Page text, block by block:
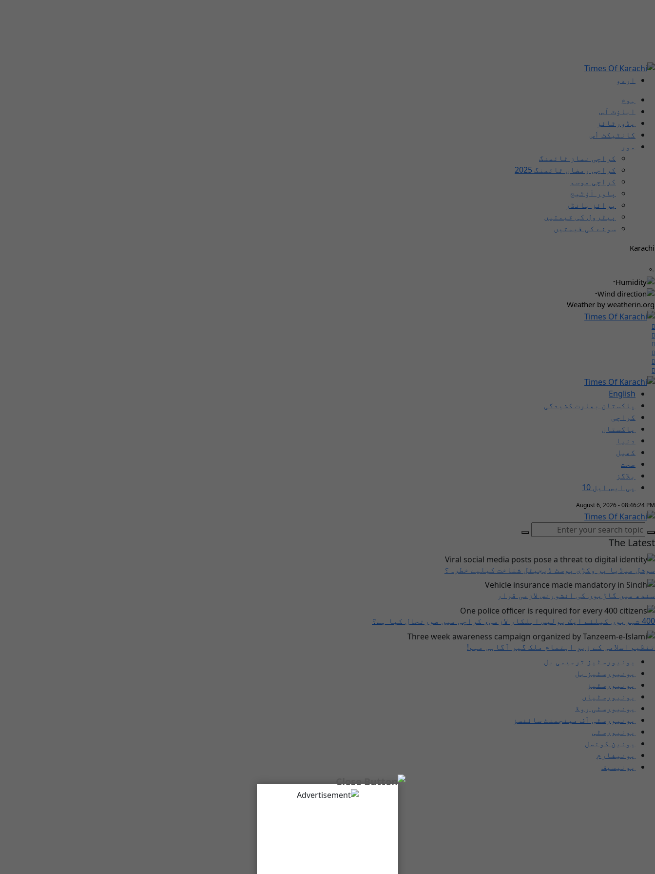
اردو
ہوم
اباؤٹ اَس
یڈورٹائز
کانٹیکٹ اَس
مور
کراچی نماز ٹائمنگ
کراچی رمضان ٹائمنگ 2025
کراچی موسم
پاور آؤٹیج
پرائز بانڈز
پیٹرول کی قیمتیں
سونے کی قیمتیں
Karachi
-º
-
-
Weather by weatherin.org
English
پاکستان بھارت کشیدگی
کراچی
پاکستان
دنیا
کھیل
صحت
بلاگز
پی ایس ایل 10
August 6, 2026 - 08:46:25 PM
The Latest
سوشل میڈیا پر وکڑی پوسٹ ڈیجیٹل شناخت کیلیے خطرہ؟
سندھ میں گاڑیوں کی انشورنس لازمی قرار
400 شہریوں کیلئے ایک پولیس اہلکار لازمی، کراچی میں صورتحال کیا ہے؟
تنظیم اسلامی کے زیرِ اہتمام ملک گیر آگاہی مہم!
یونیورسٹیز ترمیمی بل
یونیورسٹیز بل
یونیورسٹیز
یونیورسٹیاں
یونیورسٹی روڈ
یونیورسٹی آف مینجمنٹ سائنسز
یونیورسٹی
یونین کونسل
یونیفارم
یونیسیف